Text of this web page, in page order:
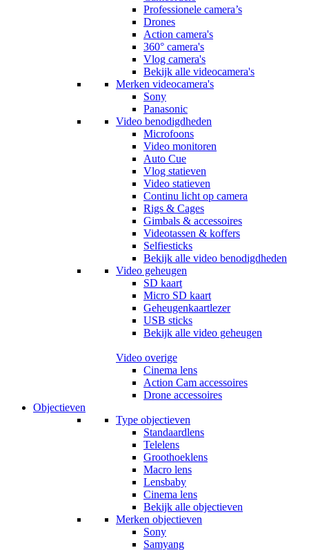
Professionele camera’s
Drones
Action camera's
360° camera's
Vlog camera's
Bekijk alle videocamera's
Merken videocamera's
Sony
Panasonic
Video benodigdheden
Microfoons
Video monitoren
Auto Cue
Vlog statieven
Video statieven
Continu licht op camera
Rigs & Cages
Gimbals & accessoires
Videotassen & koffers
Selfiesticks
Bekijk alle video benodigdheden
Video geheugen
SD kaart
Micro SD kaart
Geheugenkaartlezer
USB sticks
Bekijk alle video geheugen
Video overige
Cinema lens
Action Cam accessoires
Drone accessoires
Objectieven
Type objectieven
Standaardlens
Telelens
Groothoeklens
Macro lens
Lensbaby
Cinema lens
Bekijk alle objectieven
Merken objectieven
Sony
Samyang